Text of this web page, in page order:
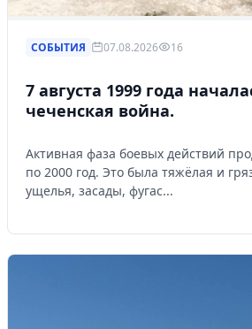
СОБЫТИЯ 07.08.2026 16
7 августа 1999 года
чеченская война.
Активная фаза боевых действий
по 2000 год. Это была тяжёлая и
ущелья, засады, фугас...